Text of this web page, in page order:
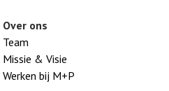
Over ons
Team
Missie & Visie
Werken bij M+P